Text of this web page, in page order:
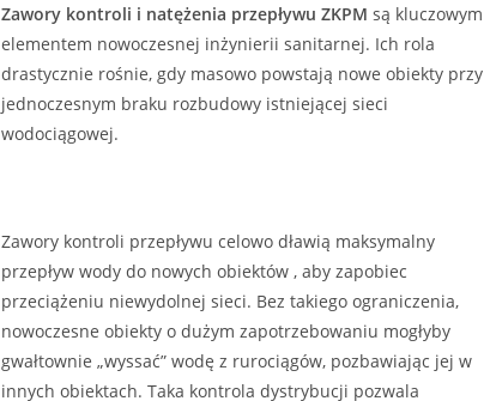
Zawory kontroli i natężenia przepływu ZKPM są kluczowym
elementem nowoczesnej inżynierii sanitarnej. Ich rola
drastycznie rośnie, gdy masowo powstają nowe obiekty przy
jednoczesnym braku rozbudowy istniejącej sieci
wodociągowej.
Zawory kontroli przepływu celowo dławią maksymalny
przepływ wody do nowych obiektów , aby zapobiec
przeciążeniu niewydolnej sieci. Bez takiego ograniczenia,
nowoczesne obiekty o dużym zapotrzebowaniu mogłyby
gwałtownie „wyssać” wodę z rurociągów, pozbawiając jej w
innych obiektach. Taka kontrola dystrybucji pozwala